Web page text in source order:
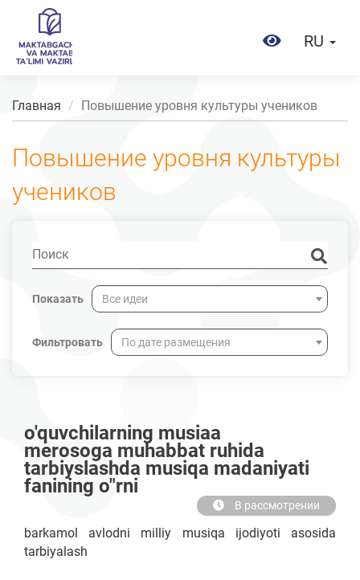
RU
Главная Повышение уровня культуры учеников
Повышение уровня культуры
учеников
Показать Все идеи
Фильтровать По дате размещения
o'quvchilarning musiaa
merosoga muhabbat ruhida
tarbiyslashda musiqa madaniyati
fanining o"rni
В рассмотрении
barkamol avlodni milliy musiqa ijodiyoti asosida
tarbiyalash